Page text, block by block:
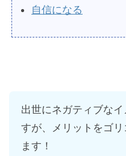
自信になる
出世にネガティブな
すが、メリットをゴ
ます！